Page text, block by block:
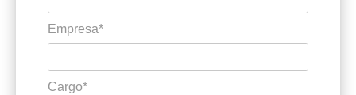
Empresa*
Cargo*